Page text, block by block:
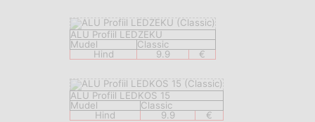
ALU Profiil LEDZEKU
Mudel
Classic
Hind
9.9 €
ALU Profiil LEDKOS 15
Mudel
Classic
Hind
9.9 €